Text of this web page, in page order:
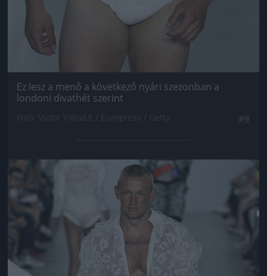
Ez lesz a menő a következő nyári szezonban a
londoni divathét szerint
Jön még kép!